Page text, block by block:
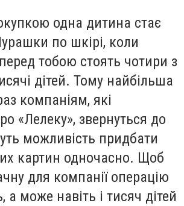
одна дитина стає
по шкірі, коли
тобою стоять чотири з
дітей. Тому найбільша
компаніям, які
«Лелеку», звернуться до
можливість придбати
картин одночасно. Щоб
для компанії операцію
а може навіть і тисяч дітей